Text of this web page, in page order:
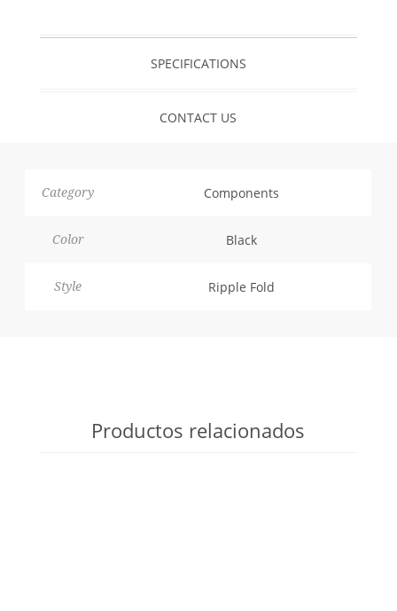
SPECIFICATIONS
CONTACT US
Category Components
Color Black
Style Ripple Fold
Productos relacionados